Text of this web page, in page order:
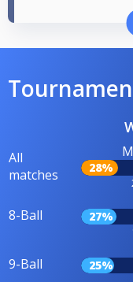
All
matches
28%
8-Ball 27%
9-Ball 25%